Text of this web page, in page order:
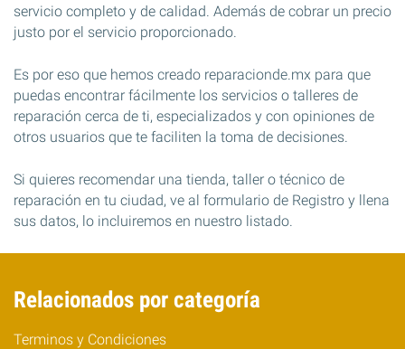
servicio completo y de calidad. Además de cobrar un precio
justo por el servicio proporcionado.
Es por eso que hemos creado reparacionde.mx para que
puedas encontrar fácilmente los servicios o talleres de
reparación cerca de ti, especializados y con opiniones de
otros usuarios que te faciliten la toma de decisiones.
Si quieres recomendar una tienda, taller o técnico de
reparación en tu ciudad, ve al formulario de Registro y llena
sus datos, lo incluiremos en nuestro listado.
Relacionados por categoría
Terminos y Condiciones